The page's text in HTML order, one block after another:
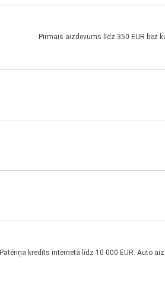
Pirmais aizdevums līdz 350 EUR bez
Patēriņa kredīts internetā līdz 10 000 EUR. Auto